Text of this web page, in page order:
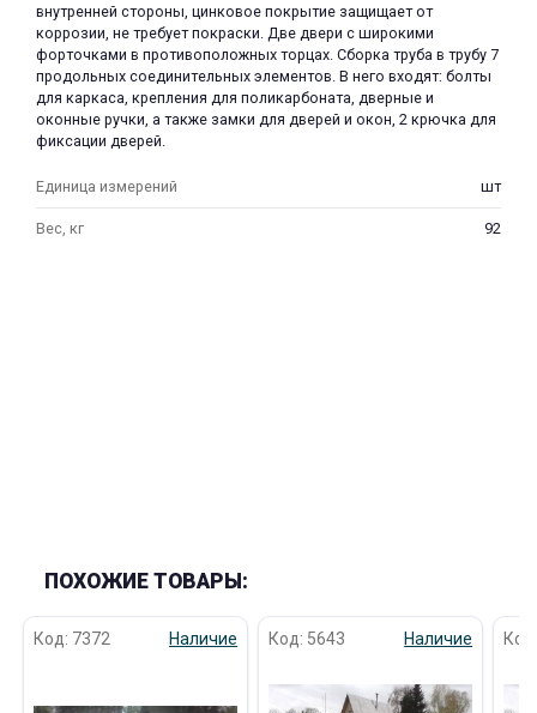
внутренней стороны, цинковое покрытие защищает от
коррозии, не требует покраски. Две двери с широкими
форточками в противоположных торцах. Сборка труба в трубу 7
продольных соединительных элементов. В него входят: болты
для каркаса, крепления для поликарбоната, дверные и
оконные ручки, а также замки для дверей и окон, 2 крючка для
фиксации дверей.
Единица измерений шт
Вес, кг 92
ПОХОЖИЕ ТОВАРЫ:
Код: 7372 Наличие Код: 5643 Наличие
раз в 2 недели